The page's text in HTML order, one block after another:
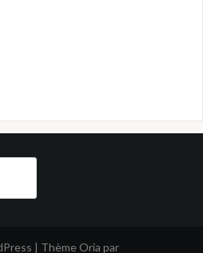
| Thème Oria par